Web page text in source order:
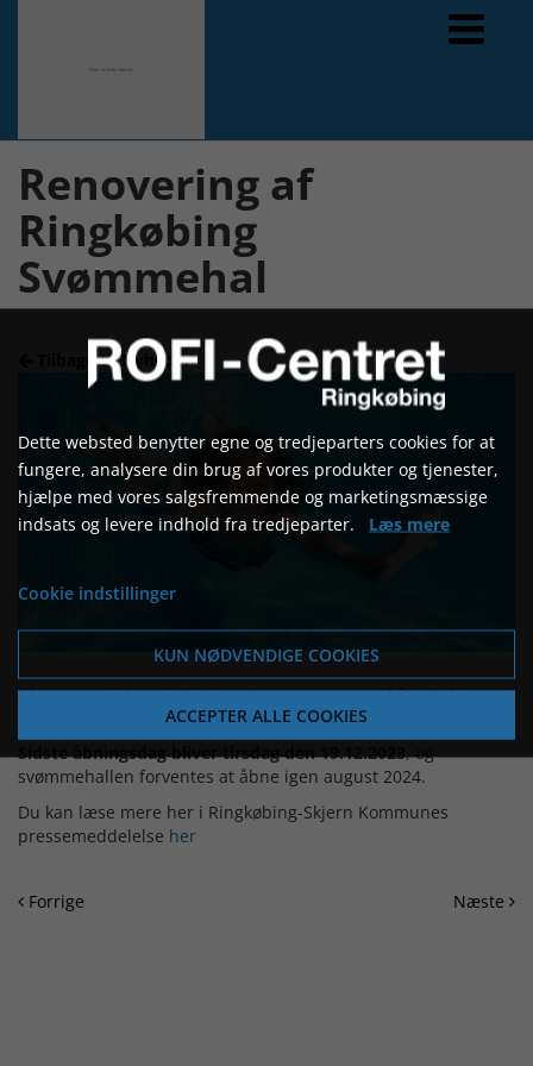
Renovering af
Ringkøbing
Svømmehal
Tilbage til Nyheder
Så nærmer tiden sig til den store renovering af Ringkøbing
Sidste åbningsdag bliver tirsdag den 19.12.2023, og
svømmehallen forventes at åbne igen august 2024.
Du kan læse mere her i Ringkøbing-Skjern Kommunes
pressemeddelelse her
Forrige Næste
Dette websted benytter egne og tredjeparters cookies for at
fungere, analysere din brug af vores produkter og tjenester,
hjælpe med vores salgsfremmende og marketingsmæssige
indsats og levere indhold fra tredjeparter. Læs mere
Cookie indstillinger
KUN NØDVENDIGE COOKIES
ACCEPTER ALLE COOKIES